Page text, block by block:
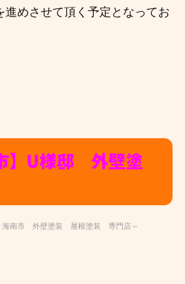
進めさせて頂く予定となってお
】U様邸 外壁塗
南市 外壁塗装 屋根塗装 専門店～